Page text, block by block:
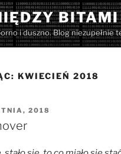
BITAMI
i duszno. Blog niezupełnie
KWIECIEŃ 2018
2018